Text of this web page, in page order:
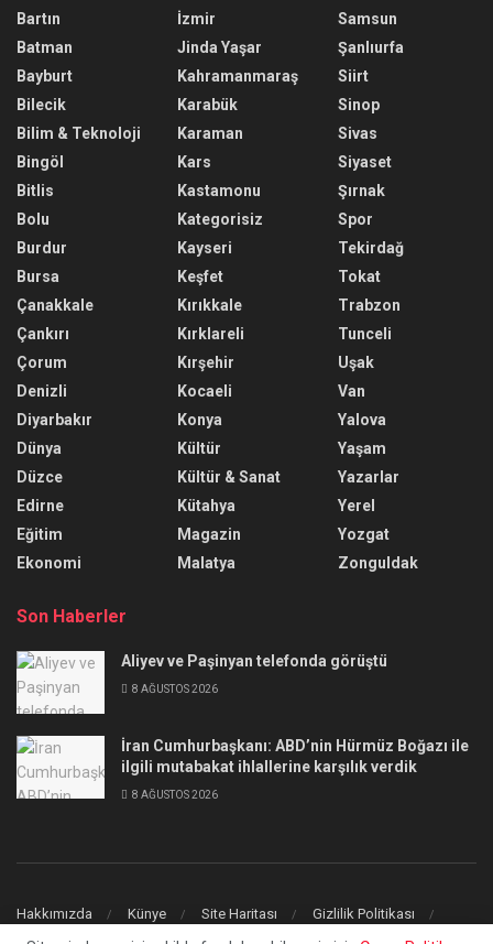
Bartın
Batman
Bayburt
Bilecik
Bilim & Teknoloji
Bingöl
Bitlis
Bolu
Burdur
Bursa
Çanakkale
Çankırı
Çorum
Denizli
Diyarbakır
Dünya
Düzce
Edirne
Eğitim
Ekonomi
İzmir
Jinda Yaşar
Kahramanmaraş
Karabük
Karaman
Kars
Kastamonu
Kategorisiz
Kayseri
Keşfet
Kırıkkale
Kırklareli
Kırşehir
Kocaeli
Konya
Kültür
Kültür & Sanat
Kütahya
Magazin
Malatya
Samsun
Şanlıurfa
Siirt
Sinop
Sivas
Siyaset
Şırnak
Spor
Tekirdağ
Tokat
Trabzon
Tunceli
Uşak
Van
Yalova
Yaşam
Yazarlar
Yerel
Yozgat
Zonguldak
Son Haberler
Aliyev ve Paşinyan telefonda görüştü
8 AĞUSTOS 2026
İran Cumhurbaşkanı: ABD’nin Hürmüz Boğazı ile
ilgili mutabakat ihlallerine karşılık verdik
8 AĞUSTOS 2026
Hakkımızda Künye Site Haritası
Gizlilik Politikası